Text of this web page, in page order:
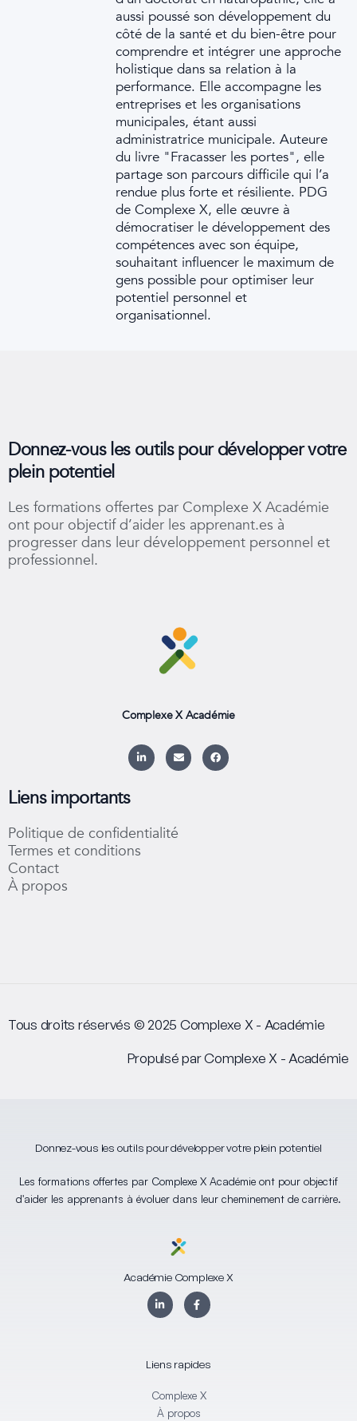
aussi poussé son développement du
côté de la santé et du bien-être pour
comprendre et intégrer une approche
holistique dans sa relation à la
performance. Elle accompagne les
entreprises et les organisations
municipales, étant aussi
administratrice municipale. Auteure
du livre "Fracasser les portes", elle
partage son parcours difficile qui l’a
rendue plus forte et résiliente. PDG
de Complexe X, elle œuvre à
démocratiser le développement des
compétences avec son équipe,
souhaitant influencer le maximum de
gens possible pour optimiser leur
potentiel personnel et
organisationnel.
Donnez-vous les outils pour développer votre
plein potentiel
Les formations offertes par Complexe X Académie
ont pour objectif d’aider les apprenant.es à
progresser dans leur développement personnel et
professionnel.
Complexe X Académie
L
i
n
-
i
E
n
v
F
a
c
Liens importants
Politique de confidentialité
Termes et conditions
Contact
À propos
Tous droits réservés © 2025 Complexe X - Académie
Propulsé par Complexe X - Académie
Donnez-vous les outils pour développer votre plein potentiel
Les formations offertes par Complexe X Académie ont pour objectif
d'aider les apprenants à évoluer dans leur cheminement de carrière.
Académie Complexe X
L
i
n
n
n
F
a
c
o
k
Liens rapides
Complexe X
À propos